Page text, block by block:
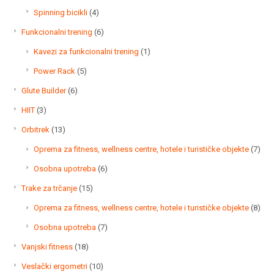
Spinning bicikli 44
Funkcionalni trening 66
Kavezi za funkcionalni trening 11
Power Rack 55
Glute Builder 66
HIIT 33
Orbitrek 1313
Oprema za fitness, wellness centre, hotele i turističke objekte 77
Osobna upotreba 66
Trake za trčanje 1515
Oprema za fitness, wellness centre, hotele i turističke objekte 88
Osobna upotreba 77
Vanjski fitness 1818
Veslački ergometri 1010